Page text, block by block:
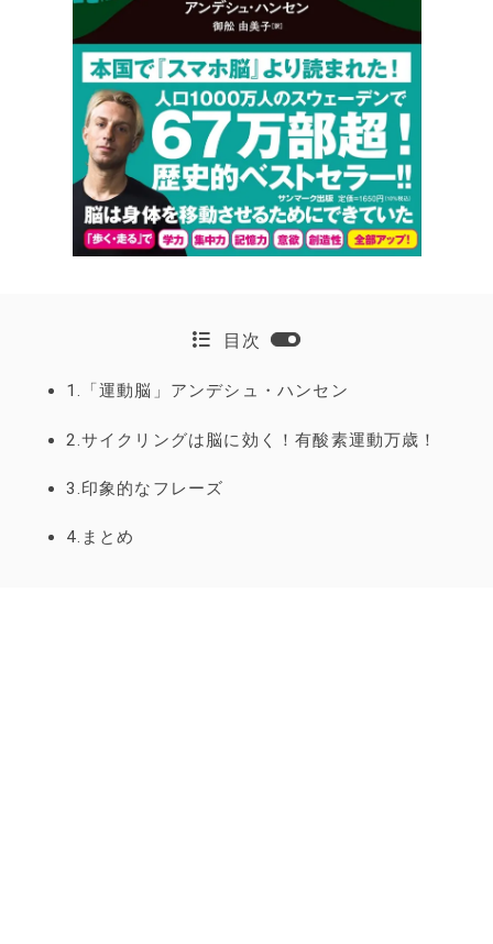
目次
1.「運動脳」アンデシュ・ハンセン
2.サイクリングは脳に効く！有酸素運動万歳！
3.印象的なフレーズ
4.まとめ